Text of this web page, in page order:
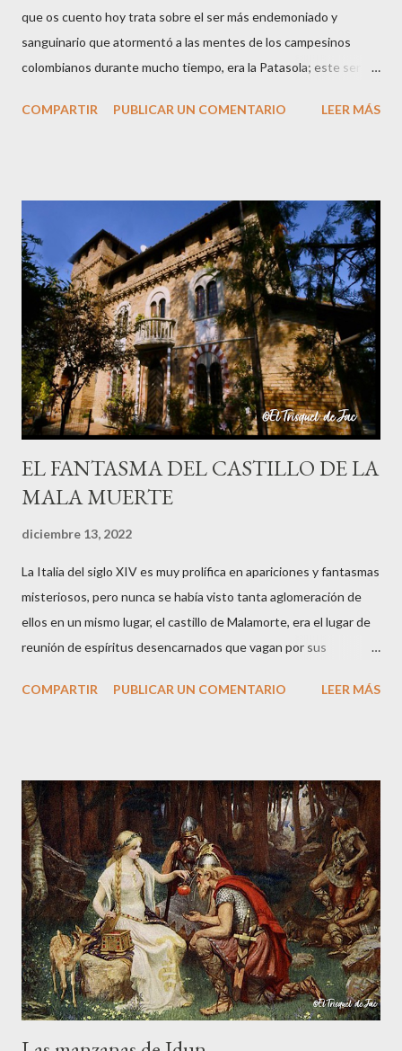
que os cuento hoy trata sobre el ser más endemoniado y
sanguinario que atormentó a las mentes de los campesinos
colombianos durante mucho tiempo, era la Patasola; este ser
una hermosa mujer que avanzaba dando grandes saltos con la
Patasola es el espíritu de una mujer infiel que tenía amores con
el jefe de su marido; cuando éste descubrió el engaño mató a su
jefe con un machete y a ella le cortó una pierna y salió corriendo
su única pierna hasta que se desangró y murió. También cuentan
que era una mujer que perdió una pierna por estar cortando leña
un Viernes Santo, cuando supuestamente nadie debe trabajar ni
hacer nada, y quedó condenada a errar por el mundo, y se oyen ...
COMPARTIR PUBLICAR UN COMENTARIO LEER MÁS
EL FANTASMA DEL CASTILLO DE LA
MALA MUERTE
diciembre 13, 2022
La Italia del siglo XIV es muy prolífica en apariciones y fantasmas
misteriosos, pero nunca se había visto tanta aglomeración de
ellos en un mismo lugar, el castillo de Malamorte, era el lugar de
reunión de espíritus desencarnados que vagan por sus
llevaron a la muerte. Arranco la narración de esta historia veraz
la fortaleza. La noche caía sobre la ciudad de y a Vitorio le
tocaron el hombro por detrás. Las armaduras no dejaban ver los
rostros de aquellos personajes tan peculiares. Le pidieron que
les siguiera y Vitorio, intrigado, decidió hacerlo. Una vez dentro
del castillo, los dos guerreros medievales le señalaron un muro
falso donde estaba guardado un fabuloso tesoro. Solo le
pusieron una condición, pero si no la cumplía a rajatabla...
COMPARTIR PUBLICAR UN COMENTARIO LEER MÁS